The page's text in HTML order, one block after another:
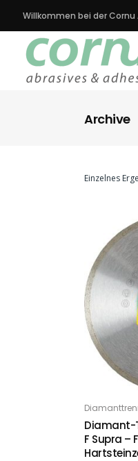
Willkommen bei der Cornu
Archive
Einzelnes
Diamant-
F Supra –